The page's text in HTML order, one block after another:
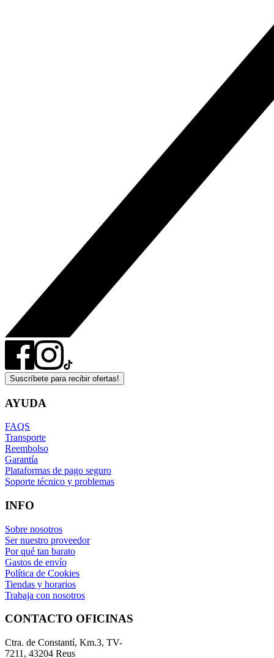
Suscríbete para recibir ofertas!
AYUDA
FAQS
Transporte
Reembolso
Garantía
Plataformas de pago seguro
Soporte técnico y problemas
INFO
Sobre nosotros
Ser nuestro proveedor
Por qué tan barato
Gastos de envío
Política de Cookies
Tiendas y horarios
Trabaja con nosotros
CONTACTO OFICINAS
Ctra. de Constantí, Km.3, TV-
7211, 43204 Reus